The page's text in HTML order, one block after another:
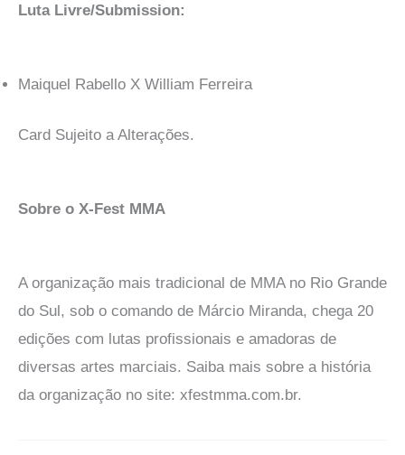
Luta Livre/Submission:
Maiquel Rabello X William Ferreira
Card Sujeito a Alterações.
Sobre o X-Fest MMA
A organização mais tradicional de MMA no Rio Grande
do Sul, sob o comando de Márcio Miranda, chega 20
edições com lutas profissionais e amadoras de
diversas artes marciais. Saiba mais sobre a história
da organização no site: xfestmma.com.br.